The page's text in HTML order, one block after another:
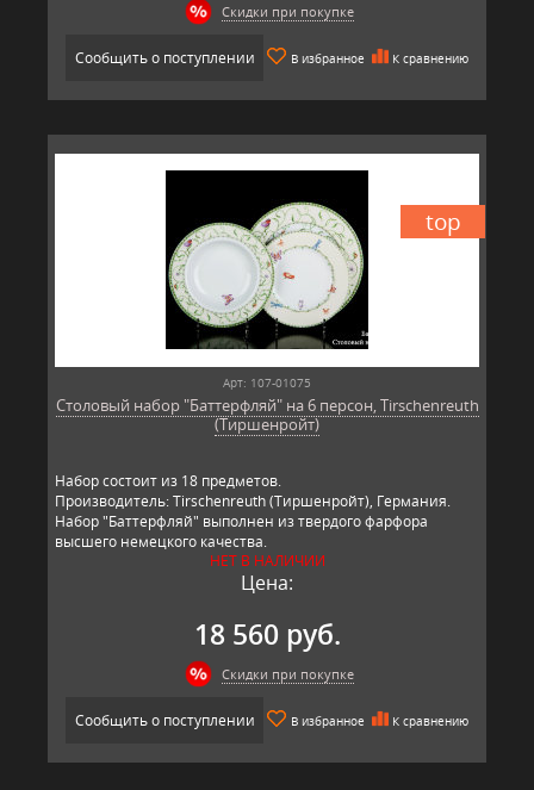
Скидки при покупке
Сообщить о поступлении В избранное К сравнению
top
Арт: 107-01075
Столовый набор "Баттерфляй" на 6 персон, Tirschenreuth
(Тиршенройт)
Набор состоит из 18 предметов.
Производитель: Tirschenreuth (Тиршенройт), Германия.
Набор "Баттерфляй" выполнен из твердого фарфора
высшего немецкого качества.
НЕТ В НАЛИЧИИ
Цена:
18 560 руб.
Скидки при покупке
Сообщить о поступлении В избранное К сравнению